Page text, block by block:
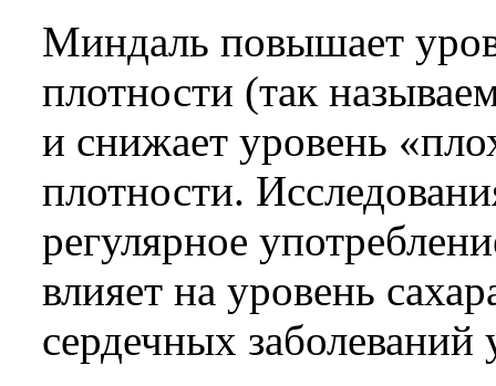
Миндаль повышает
плотности (так
и снижает уровень
плотности.
регулярное
влияет на уровень
сердечных